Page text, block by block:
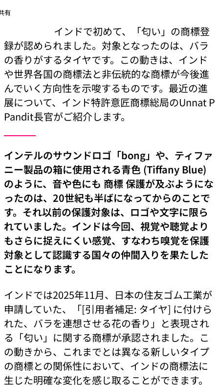
有
インドで初めて、「匂い」の商標登
録が認められました。対象となったのは、バラ
の香りがするタイヤです。この動きは、インド
や世界各国の商標法と非伝統的な商標が今後進
んでいく方向性を示唆するものです。最近の進
展について、インド特許意匠商標総局のUnnat P
Pandit長官がご紹介します。
インテルのサウンドロゴ「bong」や、ティファ
ニー製品の箱に使用される青色 (Tiffany Blue)
のように、音や色にも 商標 保護が及ぶようにな
ったのは、20世紀も半ばになってからのことで
す。それ以前の保護対象は、ロゴや文字に限ら
れていました。インドは今回、視覚や聴覚より
もさらに捉えにくい感覚、すなわち嗅覚を保護
対象として認識する国々の仲間入りを果たした
ことになります。
インドでは2025年11月、日本の住友ゴム工業が
申請していた、「[引用者補足: タイヤ] に付けら
れた、バラを連想させる花の香り」と表現され
る「匂い」に関する商標が承認されました。こ
の動きから、これまでとは異なる新しいタイプ
の商標との関係性において、インドの商標法に
生じた明確な変化を感じ取ることができます。